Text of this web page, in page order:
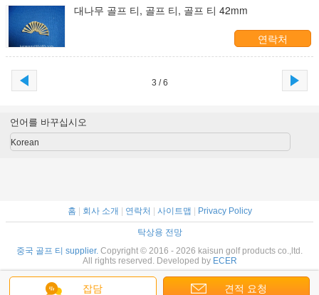
대나무 골프 티, 골프 티, 골프 티 42mm
연락처
3 / 6
잡담 견적 요청
언어를 바꾸십시오
Korean
홈 회사 소개 연락처 사이트맵 Privacy Policy
탁상용 전망
중국 골프 티 supplier. Copyright © 2016 - 2026 kaisun golf products co.,ltd.
All rights reserved. Developed by ECER